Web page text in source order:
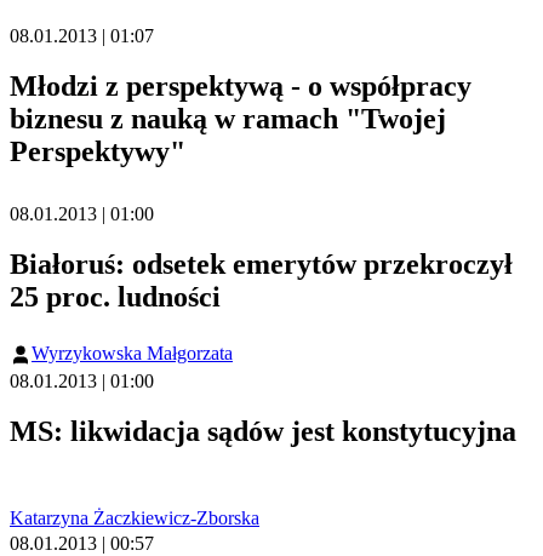
08.01.2013 | 01:07
Młodzi z perspektywą - o współpracy
biznesu z nauką w ramach "Twojej
Perspektywy"
08.01.2013 | 01:00
Białoruś: odsetek emerytów przekroczył
25 proc. ludności
Wyrzykowska Małgorzata
08.01.2013 | 01:00
MS: likwidacja sądów jest konstytucyjna
Katarzyna Żaczkiewicz-Zborska
08.01.2013 | 00:57